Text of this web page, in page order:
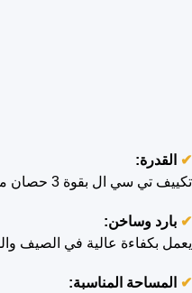
✔
القدرة:
تكييف تي سي ال بقوة 3 حصان مناسب لتبريد وتدفئة المساحات المتوسطة والكبيرة.
✔ بارد وساخن:
يعمل بكفاءة عالية في الصيف
✔
المساحة المناسبة: